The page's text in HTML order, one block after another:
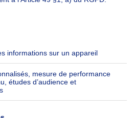
Outils
Belfius
Assurances
Check-list déménagement